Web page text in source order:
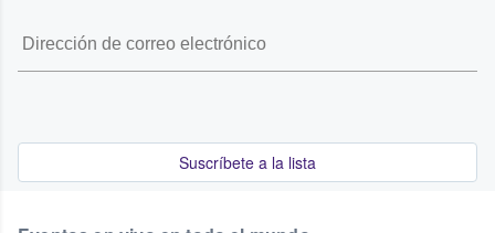
Suscríbete a la lista